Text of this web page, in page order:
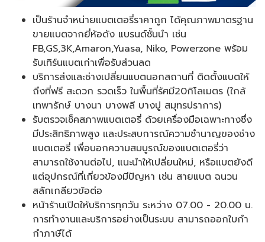
เป็นร้านจำหน่ายแบตเตอรี่ราคาถูก ได้คุณภาพมาตรฐาน
ขายแบตจากยี่ห้อดัง แบรนด์ชั้นนำ เช่น
FB,GS,3K,Amaron,Yuasa, Niko, Powerzone พร้อม
รับเทิร์นแบตเก่าเพื่อรับส่วนลด
บริการส่งและช่างเปลี่ยนแบตนอกสถานที่ ติดตั้งแบตให้
ถึงที่ฟรี สะดวก รวดเร็ว ในพื้นที่รัศมี20กิโลเมตร (ใกล้
เทพารักษ์ บางนา บางพลี บางปู สมุทรปราการ)
รับตรวจเช็คสภาพแบตเตอรี่ ด้วยเครื่องมือเฉพาะทางซึ่ง
มีประสิทธิภาพสูง และประสบการณ์ความชำนาญของช่าง
แบตเตอรี่ เพื่อบอกความสมบูรณ์ของแบตเตอรี่ว่า
สามารถใช้งานต่อไป, แนะนำให้เปลี่ยนใหม่, หรือแบตยังดี
แต่อุปกรณ์ที่เกี่ยวข้องมีปัญหา เช่น สายแบต ฉนวน
สลักเกลียวข้อต่อ
หน้าร้านเปิดให้บริการทุกวัน ระหว่าง 07.00 - 20.00 น.
การทำงานและบริการอย่างเป็นระบบ สามารถออกใบกำ
กำภาษีได้